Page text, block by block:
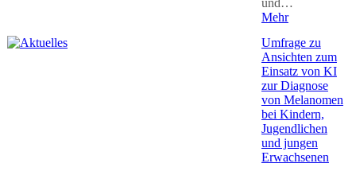
und…
Mehr
Umfrage zu
Ansichten zum
Einsatz von KI
zur Diagnose
von Melanomen
bei Kindern,
Jugendlichen
und jungen
Erwachsenen